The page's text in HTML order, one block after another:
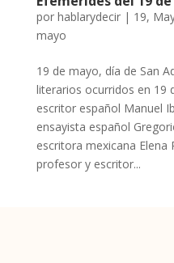
por hablarydecir| 19,
mayo
19 de mayo, día de San
literarios ocurridos en 19
escritor español Manuel
ensayista español
escritora mexicana Elena
profesor y escritor...